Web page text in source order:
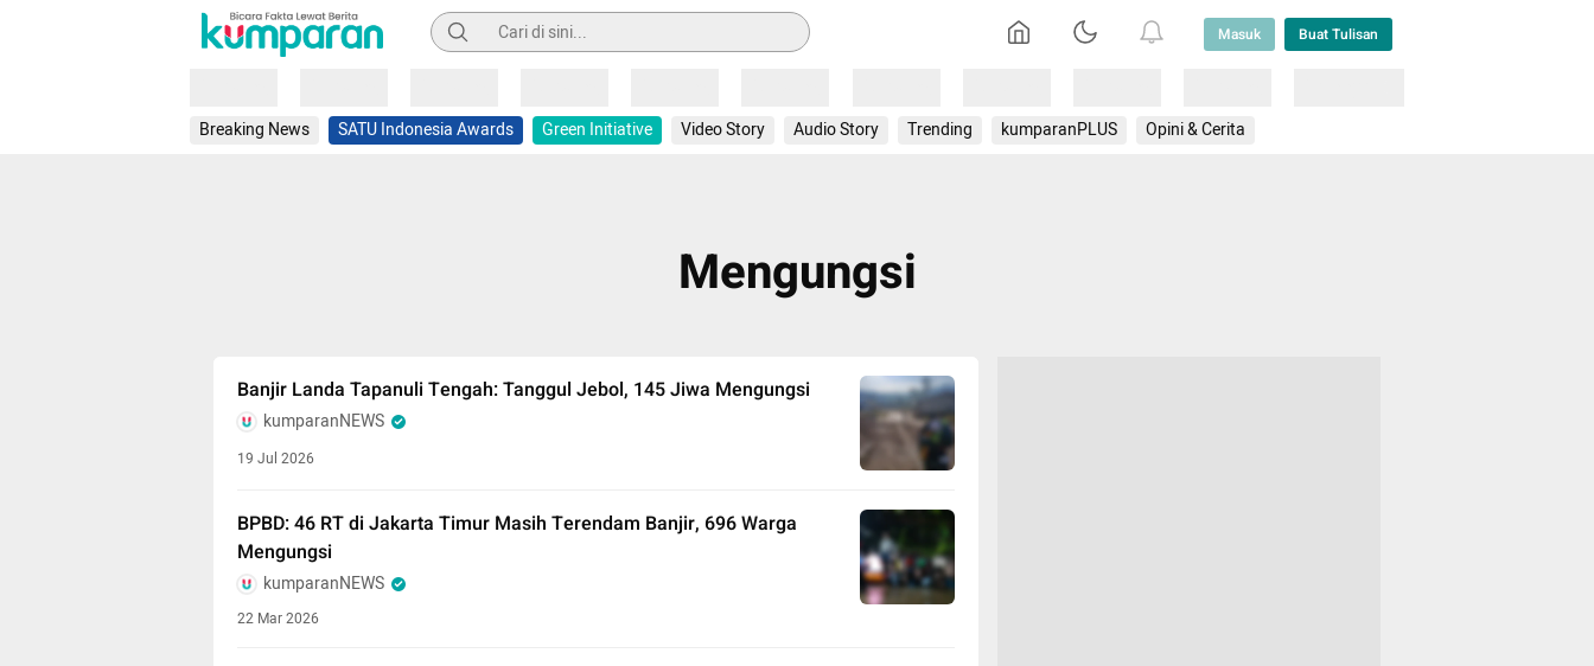
Pencarian Masuk Buat Tulisan
Breaking News SATU Indonesia Awards Green Initiative Video Story Audio Story Trending kumparanPLUS Opini & Cerita
Mengungsi
Banjir Landa Tapanuli Tengah: Tanggul Jebol, 145 Jiwa Mengungsi
kumparanNEWS
19 Jul 2026
BPBD: 46 RT di Jakarta Timur Masih Terendam Banjir, 696 Warga
Mengungsi
kumparanNEWS
22 Mar 2026